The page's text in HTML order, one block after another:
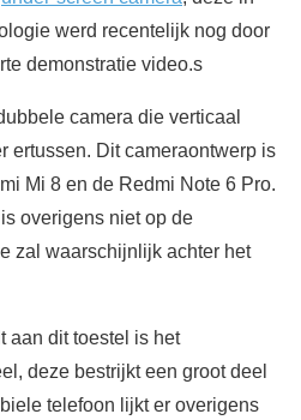
werd recentelijk nog door
demonstratie video.s
camera die verticaal
ertussen. Dit cameraontwerp is
Mi 8 en de Redmi Note 6 Pro.
overigens niet op de
zal waarschijnlijk achter het
aan dit toestel is het
deze bestrijkt een groot deel
telefoon lijkt er overigens